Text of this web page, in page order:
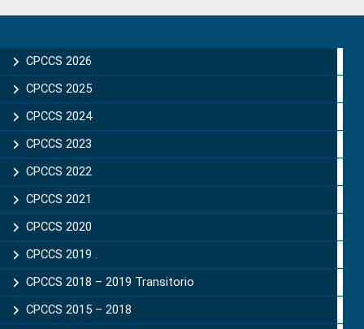
Sidebar
CPCCS 2026
CPCCS 2025
CPCCS 2024
CPCCS 2023
CPCCS 2022
CPCCS 2021
CPCCS 2020
CPCCS 2019 .
CPCCS 2018 – 2019 Transitorio
CPCCS 2015 – 2018